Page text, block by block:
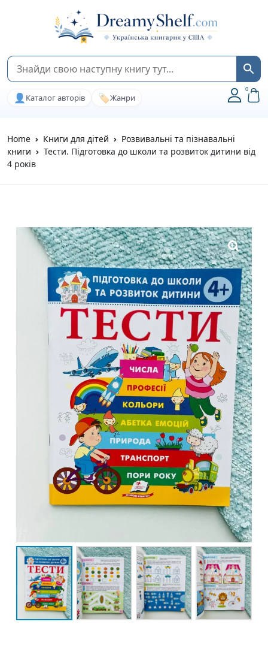
👤 Каталог авторів 🏷️Жанри
0
Home Книги для дітей
Розвивальні та пізнавальні
книги
Тести. Підготовка до школи та розвиток дитини від
4 років